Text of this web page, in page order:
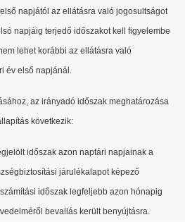
napjától az ellátásra való jogosultságot
napjáig terjedő időszakot kell figyelembe
lehet korábbi az ellátásra való
év első napjánál.
az irányadó időszak meghatározása
következik:
időszak azon naptári napjainak a
járulékalapot képező
időszak legfeljebb azon hónapig
bevallás került benyújtásra.